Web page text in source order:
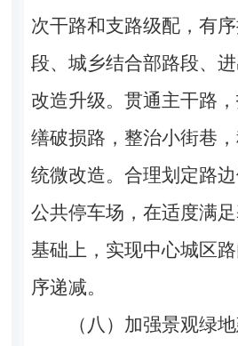
次干路和支路级配，有
段、城乡结合部路段、
改造升级。贯通主干路
缮破损路，整治小街巷
统微改造。合理划定路
公共停车场，在适度满
基础上，实现中心城区
序递减。
（八）加强景观绿